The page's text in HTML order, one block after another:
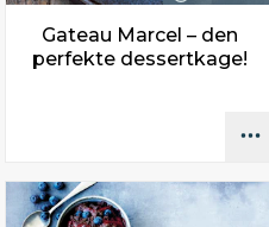
Gateau Marcel – den
perfekte dessertkage!